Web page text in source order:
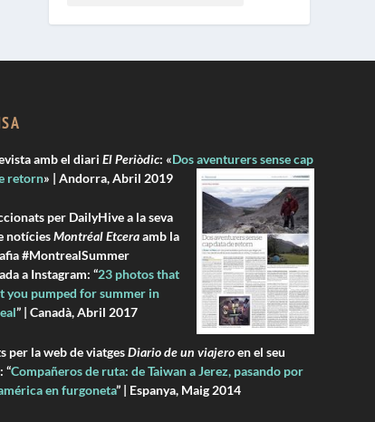
amb el diari El Periòdic: «Dos aventurers sense cap
retorn» | Andorra, Abril 2019
per DailyHive a la seva
notíciesMontréal Etceraamb la
#MontrealSummer
a Instagram: “23 photos that
you pumped for summer in
” | Canadà, Abril 2017
per la web de viatgesDiario de un viajeroen el seu
“Compañeros de ruta: de Taiwan a Jerez, pasando por
en furgoneta” | Espanya, Maig 2014